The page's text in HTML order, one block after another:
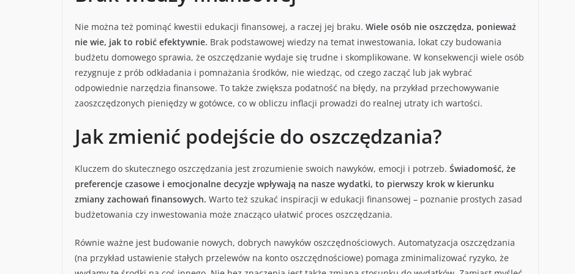
Nie można też pominąć kwestii edukacji finansowej, a raczej jej braku. Wiele osób nie oszczędza, ponieważ
nie wie, jak to robić efektywnie. Brak podstawowej wiedzy na temat inwestowania, lokat czy budowania
budżetu domowego sprawia, że oszczędzanie wydaje się trudne i skomplikowane. W konsekwencji wiele osób
rezygnuje z prób odkładania i pomnażania środków, nie wiedząc, od czego zacząć lub jak wybrać
odpowiednie narzędzia finansowe. To także zwiększa podatność na błędy, na przykład przechowywanie
zaoszczędzonych pieniędzy w gotówce, co w obliczu inflacji prowadzi do realnej utraty ich wartości.
Jak zmienić podejście do oszczędzania?
Kluczem do skutecznego oszczędzania jest zrozumienie swoich nawyków, emocji i potrzeb. Świadomość, że
preferencje czasowe i emocjonalne decyzje wpływają na nasze wydatki, to pierwszy krok w kierunku
zmiany zachowań finansowych. Warto też szukać inspiracji w edukacji finansowej – poznanie prostych zasad
budżetowania czy inwestowania może znacząco ułatwić proces oszczędzania.
Równie ważne jest budowanie nowych, dobrych nawyków oszczędnościowych. Automatyzacja oszczędzania
(na przykład ustawienie stałych przelewów na konto oszczędnościowe) pomaga zminimalizować ryzyko, że